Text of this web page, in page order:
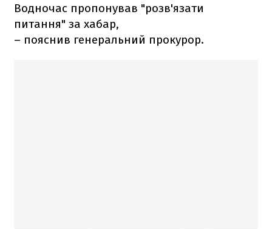
Водночас пропонував "розв'язати
питання" за хабар,
– пояснив генеральний прокурор.